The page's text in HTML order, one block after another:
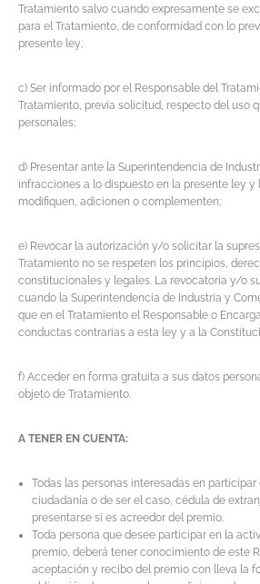
Tratamiento salvo cuando expresamente se
para el Tratamiento, de conformidad con lo
presente ley;
c) Ser informado por el Responsable del
Tratamiento, previa solicitud, respecto del uso
personales;
d) Presentar ante la Superintendencia de
infracciones a lo dispuesto en la presente ley y
modifiquen, adicionen o complementen;
e) Revocar la autorización y/o solicitar la
Tratamiento no se respeten los principios,
constitucionales y legales. La revocatoria y/o
cuando la Superintendencia de Industria y
que en el Tratamiento el Responsable o
conductas contrarias a esta ley y a la
f) Acceder en forma gratuita a sus datos
objeto de Tratamiento.
A TENER EN CUENTA:
Todas las personas interesadas en
ciudadanía o de ser el caso, cédula de
presentarse si es acreedor del premio.
Toda persona que desee participar en la
premio, deberá tener conocimiento de este
aceptación y recibo del premio con lleva la